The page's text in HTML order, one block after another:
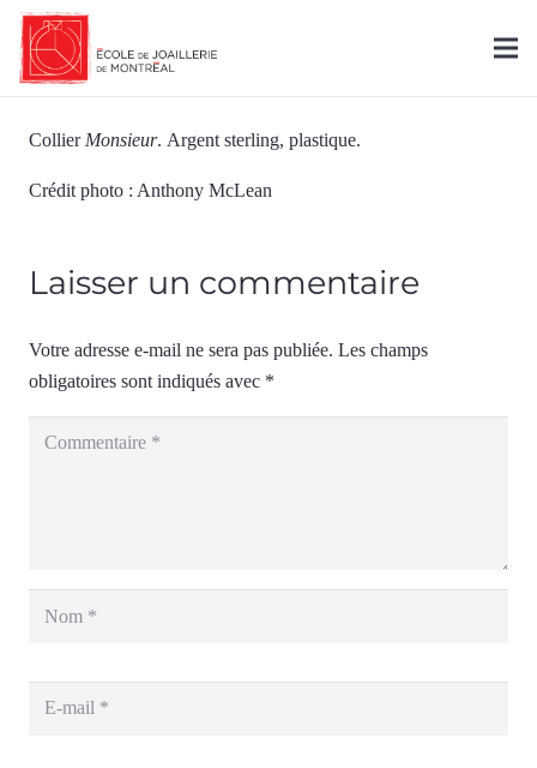
Collier Monsieur. Argent sterling, plastique.
Crédit photo : Anthony McLean
Laisser un commentaire
Votre adresse e-mail ne sera pas publiée. Les champs
obligatoires sont indiqués avec *